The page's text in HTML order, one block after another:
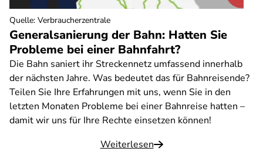
Generalsanierung der Bahn: Hatten Sie
Probleme bei einer Bahnfahrt?
Die Bahn saniert ihr Streckennetz umfassend innerhalb
der nächsten Jahre. Was bedeutet das für Bahnreisende?
Teilen Sie Ihre Erfahrungen mit uns, wenn Sie in den
letzten Monaten Probleme bei einer Bahnreise hatten –
damit wir uns für Ihre Rechte einsetzen können!
Weiterlesen
Quelle: Verbraucherzentrale